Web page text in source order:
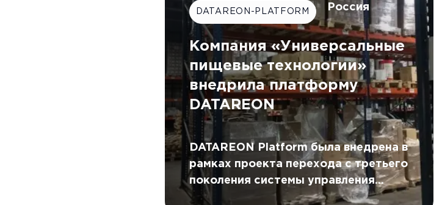
DATAREON-PLATFORM Россия
Компания «Универсальные
пищевые технологии»
внедрила платформу
DATAREON
DATAREON Platform была внедрена в
рамках проекта перехода с третьего
поколения системы управления
складом (WMS) от AXELOT на пятое